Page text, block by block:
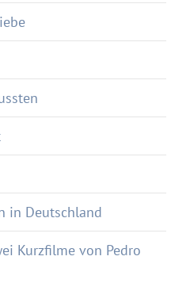
in Deutschland
Kurzfilme von Pedro